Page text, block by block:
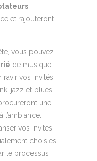
et rajouteront
vous pouvez
de musique
vos invités.
jazz et blues
une
vos invités
choisies.
le processus